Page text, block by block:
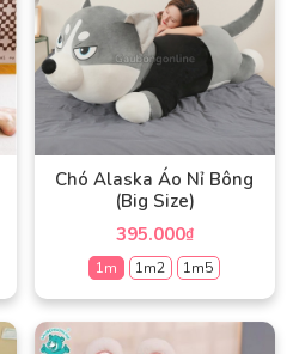
Chó Alaska Áo Nỉ Bông
(Big Size)
395.000₫
1m
1m2 1m5
Sản
phẩm